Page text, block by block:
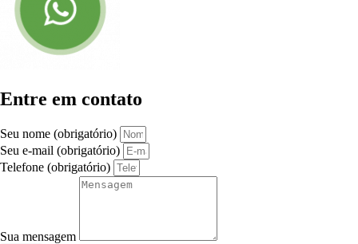
Entre em contato
Seu nome (obrigatório)
Seu e-mail (obrigatório)
Telefone (obrigatório)
Sua mensagem